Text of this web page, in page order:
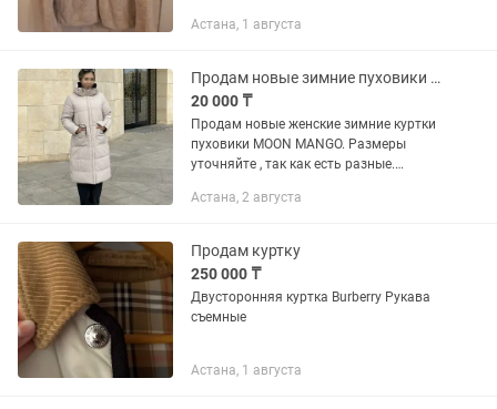
носке.Торг уместен.
Астана, 1 августа
Продам новые зимние пуховики женские moon mango
20 000 ₸
Продам новые женские зимние куртки
пуховики MOON MANGO. Размеры
уточняйте , так как есть разные.
Этот двусторонний, так же есть беж/
Астана, 2 августа
Продам куртку
250 000 ₸
Двусторонняя куртка Burberry Рукава
съемные
Астана, 1 августа